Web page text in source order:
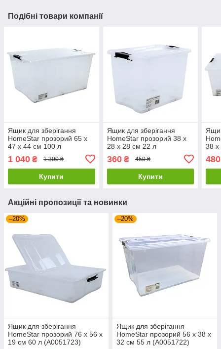
Подібні товари компанії
Ящик для зберігання
HomeStar прозорий 65 х
47 х 44 см 100 л
1 040 ₴ 1 300 ₴
Купити
Ящик для зберігання
HomeStar прозорий 38 х
28 х 28 см 22 л
360₴ 450 ₴
Купити
38
480
Акційні пропозиції та новинки
–20%
Ящик для зберігання
HomeStar прозорий 76 х 56 х
19 см 60 л (А0051723)
–20%
Ящик для зберігання
HomeStar прозорий 56 х 38 х
32 см 55 л (А0051722)